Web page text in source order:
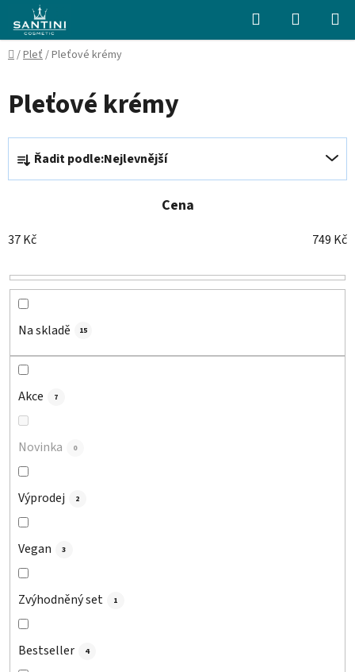
obsah
Hledat
KOŠÍK
Domů
/Pleť/Pleťové krémy
Pleťové krémy
Ř
z
n
í
p
r
u
Řadit podle:Nejlevnější
Cena
37Kč 749 Kč
Na skladě 15
Akce 7
Novinka 0
Výprodej 2
Vegan 3
Zvýhodněný set 1
Bestseller 4